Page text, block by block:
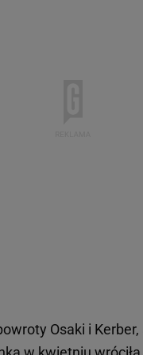
Osaki i